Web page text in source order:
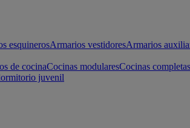
esquinerosArmarios vestidoresArmarios
de cocinaCocinas modularesCocinas completas
juvenil